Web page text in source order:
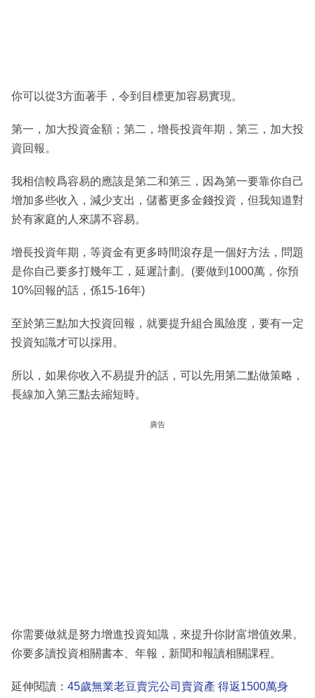
你可以從3方面著手，令到目標更加容易實現。
第一，加大投資金額；第二，增長投資年期，第三，加大投
資回報。
我相信較爲容易的應該是第二和第三，因為第一要靠你自己
增加多些收入，減少支出，儲蓄更多金錢投資，但我知道對
於有家庭的人來講不容易。
增長投資年期，等資金有更多時間滾存是一個好方法，問題
是你自己要多打幾年工，延遲計劃。(要做到1000萬，你預
10%回報的話，係15-16年)
至於第三點加大投資回報，就要提升組合風險度，要有一定
投資知識才可以採用。
所以，如果你收入不易提升的話，可以先用第二點做策略，
長線加入第三點去縮短時。
廣告
你需要做就是努力增進投資知識，來提升你財富增值效果。
你要多讀投資相關書本、年報，新聞和報讀相關課程。
延伸閱讀： 45歲無業老豆賣完公司賣資產 得返1500萬身